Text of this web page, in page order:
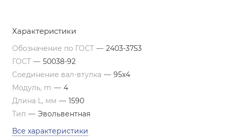
Характеристики
Обозначение по ГОСТ — 2403-3753
ГОСТ — 50038-92
Соединение вал-втулка — 95х4
Модуль, m — 4
Длина L, мм — 1590
Тип — Эвольвентная
Все характеристики